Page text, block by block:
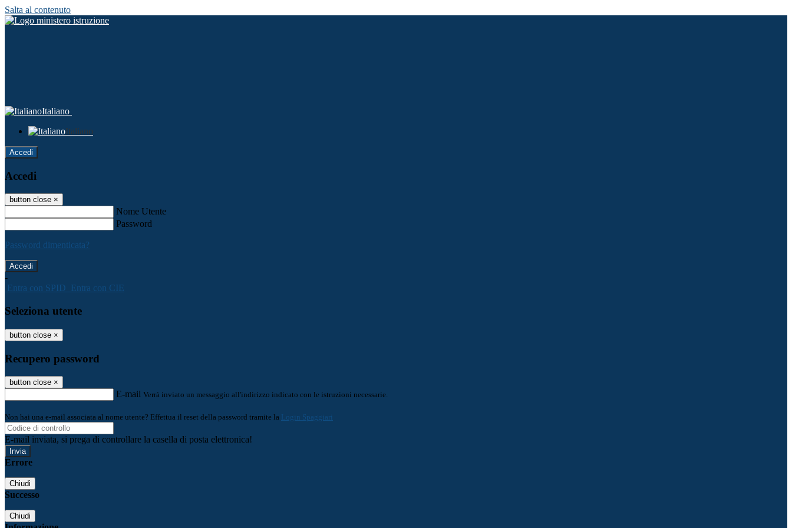
Salta al contenuto
Italiano
Italiano
Accedi
Accedi
button close ×
Nome Utente
Password
Password dimenticata?
-
Entra con SPID Entra con CIE
Seleziona utente
button close ×
Recupero password
button close ×
E-mail Verrà inviato un messaggio all'indirizzo indicato con le istruzioni necessarie.
Non hai una e-mail associata al nome utente? Effettua il reset della password tramite la Login Spaggiari
E-mail inviata, si prega di controllare la casella di posta elettronica!
Errore
Chiudi
Successo
Chiudi